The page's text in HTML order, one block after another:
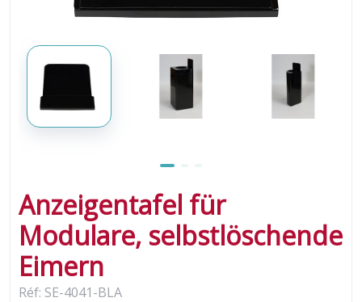
Anzeigentafel für
Modulare, selbstlöschende
Eimern
Réf: SE-4041-BLA